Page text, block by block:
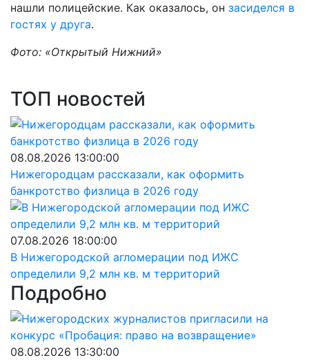
нашли полицейские. Как оказалось, он засиделся в
гостях у друга.
Фото: «Открытый Нижний»
ТОП новостей
08.08.2026 13:00:00
Нижегородцам рассказали, как оформить
банкротство физлица в 2026 году
07.08.2026 18:00:00
В Нижегородской агломерации под ИЖС
определили 9,2 млн кв. м территорий
Подробно
08.08.2026 13:30:00